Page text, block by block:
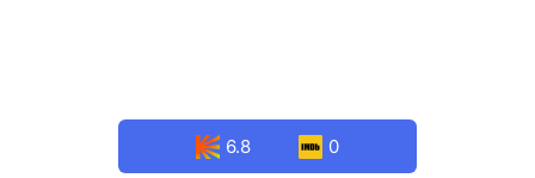
6.8 0